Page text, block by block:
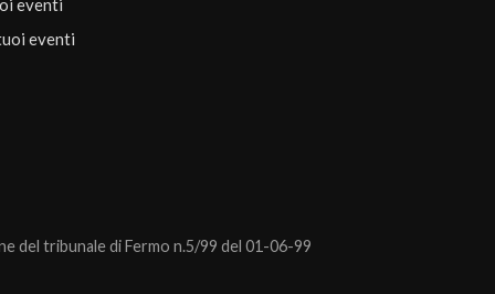
eventi
eventi
del tribunale di Fermo n.5/99 del 01-06-99